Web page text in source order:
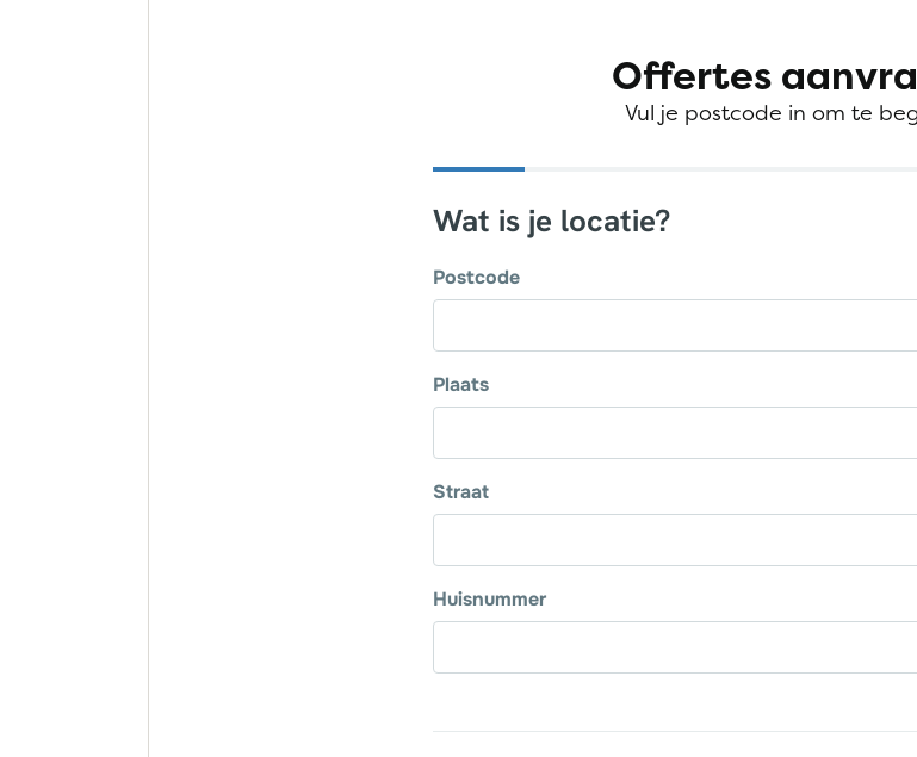
Offertes
Vul je postcode in om te